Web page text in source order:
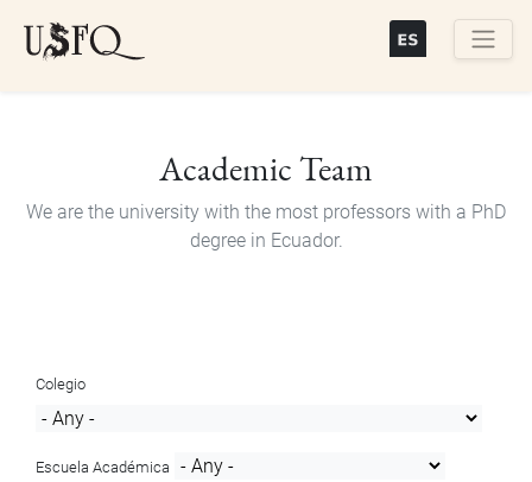
Academic Team
We are the university with the most professors with a PhD
degree in Ecuador.
Colegio
Escuela Académica